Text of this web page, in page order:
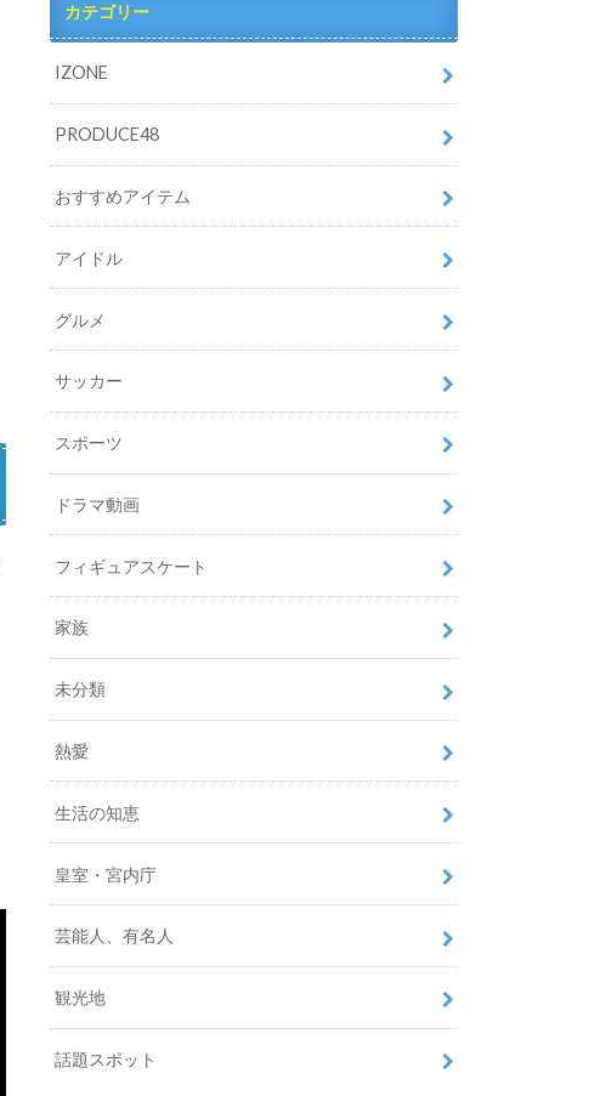
カテゴリー
IZONE
PRODUCE48
おすすめアイテム
アイドル
グルメ
サッカー
スポーツ
ドラマ動画
フィギュアスケート
家族
未分類
熱愛
生活の知恵
皇室・宮内庁
芸能人、有名人
観光地
話題スポット